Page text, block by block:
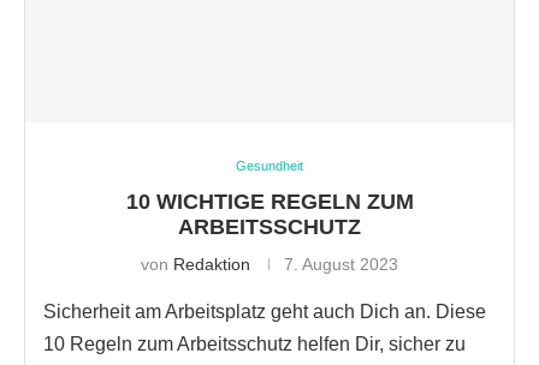
Gesundheit
10 WICHTIGE REGELN ZUM
ARBEITSSCHUTZ
von Redaktion 7. August 2023
Sicherheit am Arbeitsplatz geht auch Dich an. Diese
10 Regeln zum Arbeitsschutz helfen Dir, sicher zu